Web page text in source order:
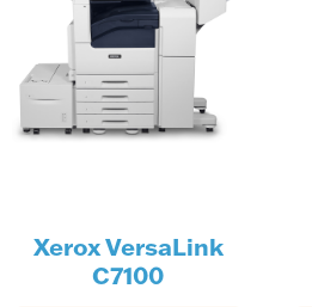
Xerox VersaLink
C7100